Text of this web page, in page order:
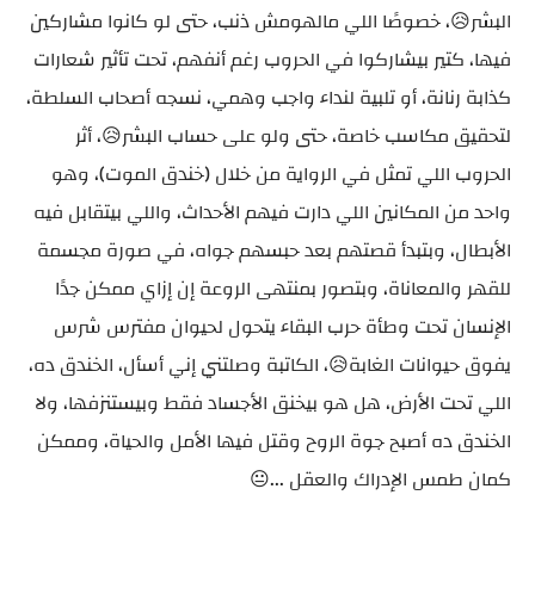
البشر😥، خصوصًا اللي مالهومش ذنب، حتى لو كانوا مشاركين
فيها، كتير بيشاركوا في الحروب رغم أنفهم، تحت تأثير شعارات
كذابة رنانة، أو تلبية لنداء واجب وهمي، نسجه أصحاب السلطة،
لتحقيق مكاسب خاصة، حتى ولو على حساب البشر😥، أثر
الحروب اللي تمثل في الرواية من خلال (خندق الموت)، وهو
واحد من المكانين اللي دارت فيهم الأحداث، واللي بيتقابل فيه
الأبطال، وبتبدأ قصتهم بعد حبسهم جواه، في صورة مجسمة
للقهر والمعاناة، وبتصور بمنتهى الروعة إن إزاي ممكن جدًا
الإنسان تحت وطأة حرب البقاء يتحول لحيوان مفترس شرس
يفوق حيوانات الغابة😥، الكاتبة وصلتني إني أسأل، الخندق ده،
اللي تحت الأرض، هل هو بيخنق الأجساد فقط وبيستنزفها، ولا
الخندق ده أصبح جوة الروح وقتل فيها الأمل والحياة، وممكن
كمان طمس الإدراك والعقل ...😐